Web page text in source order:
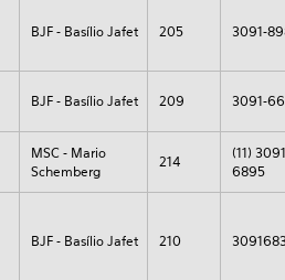
BJF - Basílio Jafet 205 3091-
BJF - Basílio Jafet 209 3091-
MSC - Mario
Schemberg
214
(11)
6895
BJF - Basílio Jafet 210